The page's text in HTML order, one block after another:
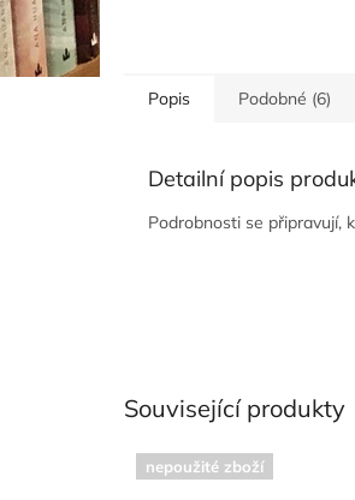
Popis Podobné (6)
Detailní popis
Podrobnosti se připravují,
Související produkty
nepoužité zboží